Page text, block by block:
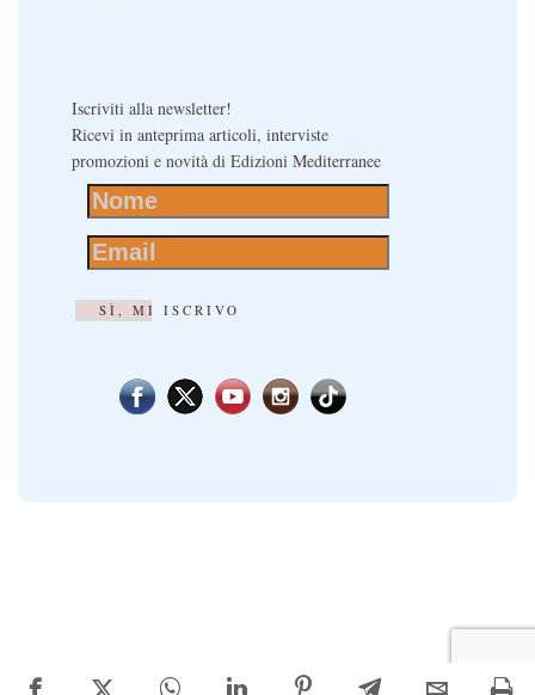
Iscriviti alla newsletter!
Ricevi in anteprima articoli, interviste
promozioni e novità di Edizioni Mediterranee
SÌ, MI ISCRIVO